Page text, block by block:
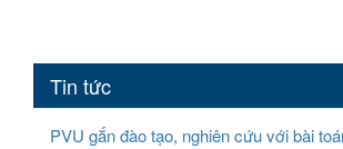
Tin tức
PVU gắn đào tạo, nghiên cứu với bài